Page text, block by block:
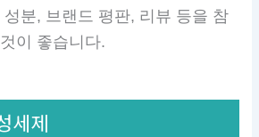
분, 브랜드 평판, 리뷰 등을 참
이 좋습니다.
세제